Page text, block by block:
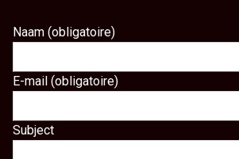
Naam (obligatoire)
E-mail (obligatoire)
Subject